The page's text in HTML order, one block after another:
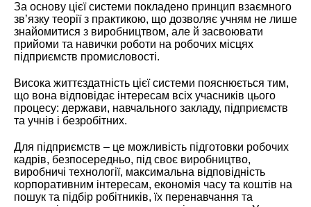
За основу цієї системи покладено принцип взаємного
зв’язку теорії з практикою, що дозволяє учням не лише
знайомитися з виробництвом, але й засвоювати
прийоми та навички роботи на робочих місцях
підприємств промисловості.
Висока життєздатність цієї системи пояснюється тим,
що вона відповідає інтересам всіх учасників цього
процесу: держави, навчального закладу, підприємств
та учнів і безробітних.
Для підприємств – це можливість підготовки робочих
кадрів, безпосередньо, під своє виробництво,
виробничі технології, максимальна відповідність
корпоративним інтересам, економія часу та коштів на
пошук та підбір робітників, їх перенавчання та